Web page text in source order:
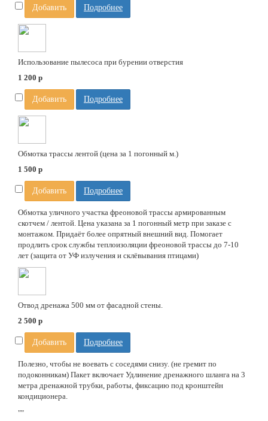
Добавить Подробнее
Использование пылесоса при бурении отверстия
1 200 p
Добавить Подробнее
Обмотка трассы лентой (цена за 1 погонный м.)
1 500 p
Добавить Подробнее
Обмотка уличного участка фреоновой трассы армированным
скотчем / лентой. Цена указана за 1 погонный метр при заказе с
монтажом. Придаёт более опрятный внешний вид. Помогает
продлить срок службы теплоизоляции фреоновой трассы до 7-10
лет (защита от УФ излучения и склёвывания птицами)
Отвод дренажа 500 мм от фасадной стены.
2 500 p
Добавить Подробнее
Полезно, чтобы не воевать с соседями снизу. (не гремит по
подоконникам) Пакет включает Удлинение дренажного шланга на 3
метра дренажной трубки, работы, фиксацию под кронштейн
кондиционера.
""